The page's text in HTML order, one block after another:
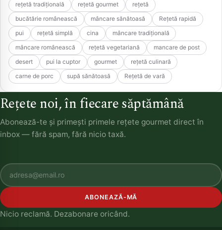
rețetă tradițională rețetă gourmet
rețetă
bucătărie românească
mâncare sănătoasă
Rețetă rapidă
pui
rețetă simplă cina
mâncare tradițională
mâncare românească
rețetă vegetariană
mancare de post
desert
pui la cuptor gourmet
rețetă culinară
carne de porc
supă sănătoasă Rețetă de vară
Rețete noi, în fiecare săptămână
Abonează-te și primești primele rețete gourmet direct în
inbox — fără spam, fără nicio taxă.
ABONEAZĂ-MĂ
Nicio reclamă. Dezabonare oricând.